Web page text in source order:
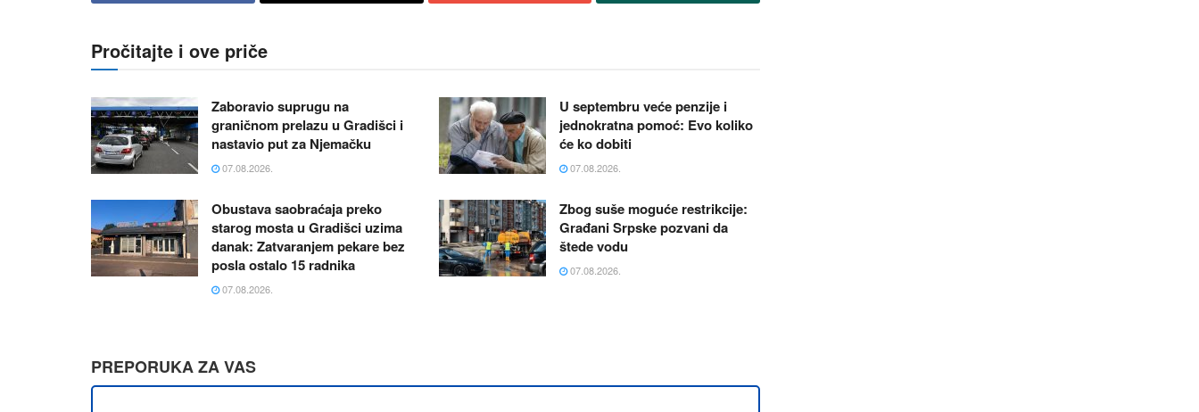
Pročitajte i ove priče
Zaboravio suprugu na
graničnom prelazu u Gradišci i
nastavio put za Njemačku
07.08.2026.
U septembru veće penzije i
jednokratna pomoć: Evo koliko
će ko dobiti
07.08.2026.
Obustava saobraćaja preko
starog mosta u Gradišci uzima
danak: Zatvaranjem pekare bez
posla ostalo 15 radnika
07.08.2026.
Zbog suše mogućе restrikcije:
Građani Srpske pozvani da
štede vodu
07.08.2026.
PREPORUKA ZA VAS